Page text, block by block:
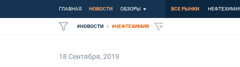
ГЛАВНАЯ НОВОСТИ ОБЗОРЫ ВСЕ РЫНКИ
#НОВОСТИ #НЕФТЕХИМИЯ
18 Сентября, 2019